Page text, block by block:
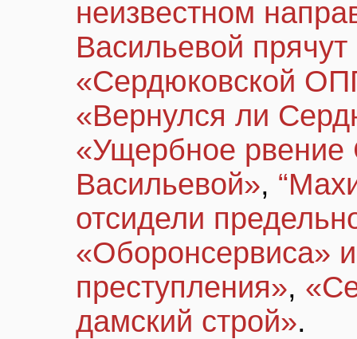
неизвестном
Васильевой
«Сердюковской
«Вернулся ли
«Ущербное рвение
Васильевой»,
отсидели
«Оборонсервиса»
преступления»,
дамский строй».